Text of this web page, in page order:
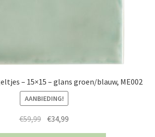
– 15×15 – glans groen/blauw, ME002
AANBIEDING!
€59,99 Oorspronkelijke
€34,99